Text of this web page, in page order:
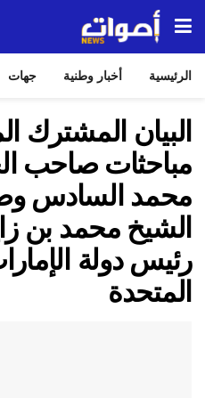
الرئيسية أخبار وطنية جهات
البيان المشترك
مباحثات صاحب
محمد السادس
الشيخ محمد بن
رئيس دولة
المتحدة